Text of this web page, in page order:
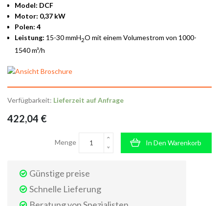
Model: DCF
Motor: 0,37 kW
Polen: 4
Leistung: 15-30 mmH2O mit einem Volumestrom von 1000-
1540 m³/h
Verfügbarkeit: Lieferzeit auf Anfrage
422,04 €
Menge In Den Warenkorb
Günstige preise
Schnelle Lieferung